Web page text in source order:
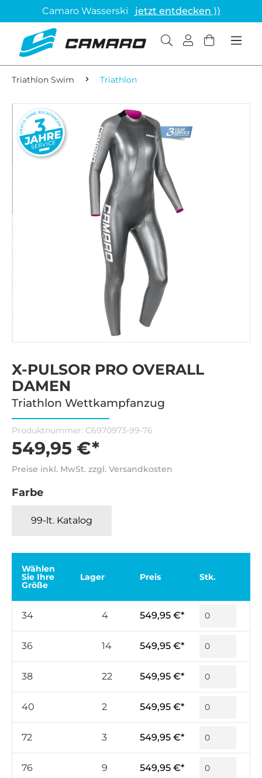
Camaro Wasserski jetzt entdecken ⟩⟩
Triathlon Swim Triathlon
X-PULSOR PRO OVERALL
DAMEN
Triathlon Wettkampfanzug
Produktnummer: C6970973-99-76
549,95 €*
Preise inkl. MwSt. zzgl. Versandkosten
Farbe
99-lt. Katalog
Wählen
Sie Ihre
Größe
Lager Preis Stk.
34 4 549,95 €*
36 14 549,95 €*
38 22 549,95 €*
40 2 549,95 €*
72 3 549,95 €*
76 9 549,95 €*